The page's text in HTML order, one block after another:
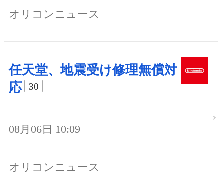
オリコンニュース
任天堂、地震受け修理無償対
応
30
08月06日 10:09
オリコンニュース